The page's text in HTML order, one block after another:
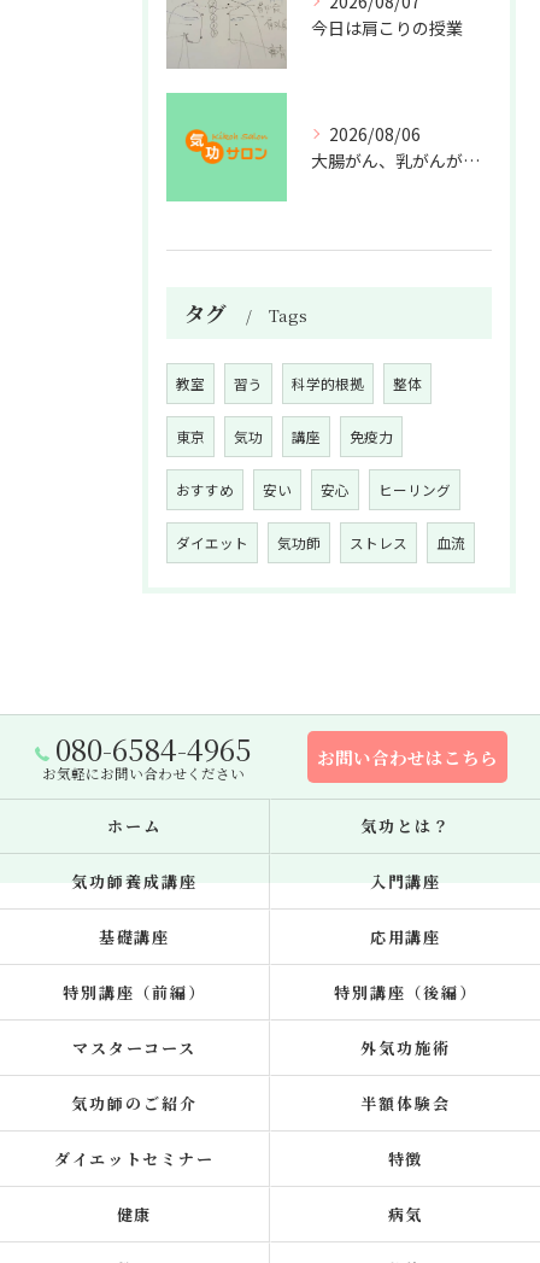
今日は肩こりの授業
2026/08/06
大腸がん、乳がんが増えた理由
タグ Tags
教室 習う 科学的根拠 整体
東京 気功 講座 免疫力
おすすめ 安い 安心 ヒーリング
ダイエット 気功師 ストレス 血流
080-6584-4965
お気軽にお問い合わせください
お問い合わせはこちら
ホーム 気功とは？
気功師養成講座 入門講座
基礎講座 応用講座
特別講座（前編） 特別講座（後編）
マスターコース 外気功施術
気功師のご紹介 半額体験会
ダイエットセミナー 特徴
健康 病気